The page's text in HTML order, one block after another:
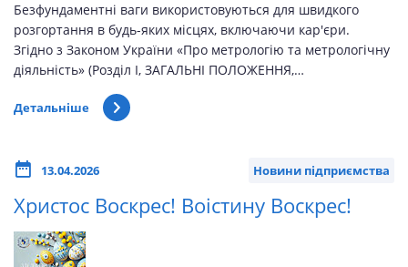
Безфундаментні ваги використовуються для швидкого
розгортання в будь-яких місцях, включаючи кар'єри.
Згідно з Законом України «Про метрологію та метрологічну
діяльність» (Розділ I, ЗАГАЛЬНІ ПОЛОЖЕННЯ,…
Детальніше
13.04.2026 Новини підприємства
Христос Воскрес! Воістину Воскрес!